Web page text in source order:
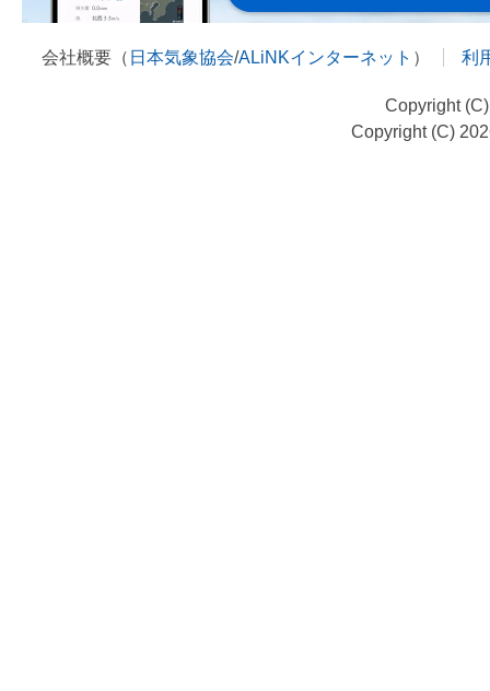
会社概要（ 日本気象協会/ALiNKインターネット ） 利
Copyright
Copyright (C)